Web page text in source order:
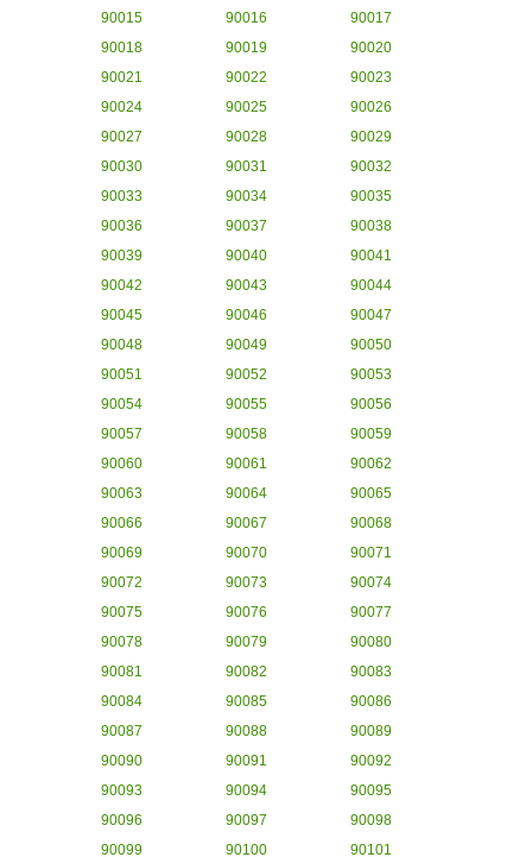
90015
90016
90017
90018
90019
90020
90021
90022
90023
90024
90025
90026
90027
90028
90029
90030
90031
90032
90033
90034
90035
90036
90037
90038
90039
90040
90041
90042
90043
90044
90045
90046
90047
90048
90049
90050
90051
90052
90053
90054
90055
90056
90057
90058
90059
90060
90061
90062
90063
90064
90065
90066
90067
90068
90069
90070
90071
90072
90073
90074
90075
90076
90077
90078
90079
90080
90081
90082
90083
90084
90085
90086
90087
90088
90089
90090
90091
90092
90093
90094
90095
90096
90097
90098
90099
90100 90101